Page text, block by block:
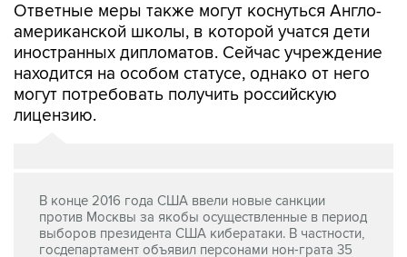
Ответные меры также могут коснуться Англо-
американской школы, в которой учатся дети
иностранных дипломатов. Сейчас учреждение
находится на особом статусе, однако от него
могут потребовать получить российскую
лицензию.
В конце 2016 года США ввели новые санкции
против Москвы за якобы осуществленные в период
выборов президента США кибератаки. В частности,
госдепартамент объявил персонами нон-грата 35